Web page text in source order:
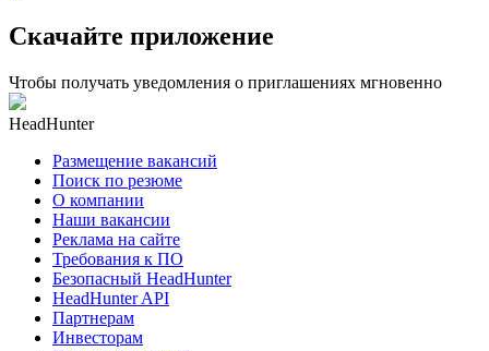
Скачайте приложение
Чтобы получать уведомления о приглашениях мгновенно
HeadHunter
Размещение вакансий
Поиск по резюме
О компании
Наши вакансии
Реклама на сайте
Требования к ПО
Безопасный HeadHunter
HeadHunter API
Партнерам
Инвесторам